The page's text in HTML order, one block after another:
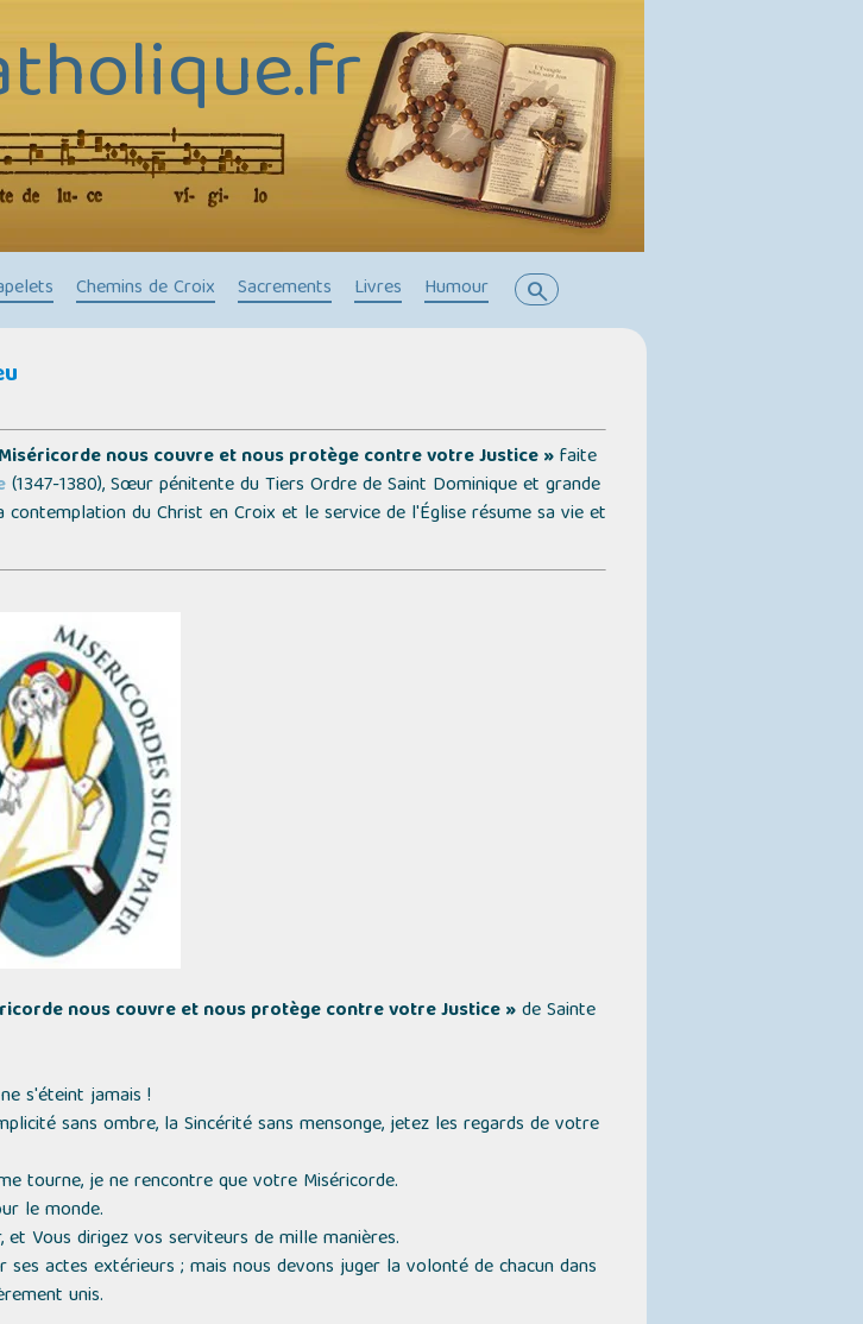
Chemins de Croix Sacrements Livres Humour search
nous couvre et nous protège contre votre Justice »faite
(1347-1380), Sœur pénitente du Tiers Ordre de Saint Dominique et grande
contemplation du Christ en Croix et le service de l'Église résume sa vie et
nous couvre et nous protège contre votre Justice »de Sainte
s'éteint jamais !
sans ombre, la Sincérité sans mensonge, jetez les regards de votre
tourne, je ne rencontre que votre Miséricorde.
le monde.
Vous dirigez vos serviteurs de mille manières.
actes extérieurs ; mais nous devons juger la volonté de chacun dans
unis.